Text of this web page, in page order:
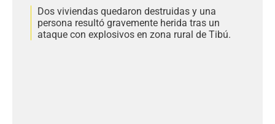
Dos viviendas quedaron destruidas y una
persona resultó gravemente herida tras un
ataque con explosivos en zona rural de Tibú.